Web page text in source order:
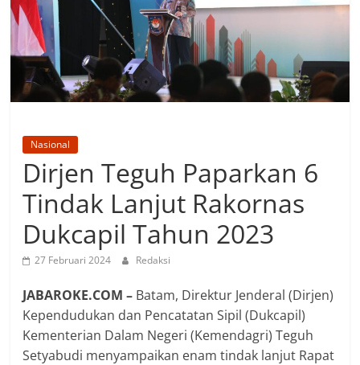
Nasional
Dirjen Teguh Paparkan 6
Tindak Lanjut Rakornas
Dukcapil Tahun 2023
27 Februari 2024 Redaksi
JABAROKE.COM – Batam, Direktur Jenderal (Dirjen)
Kependudukan dan Pencatatan Sipil (Dukcapil)
Kementerian Dalam Negeri (Kemendagri) Teguh
Setyabudi menyampaikan enam tindak lanjut Rapat